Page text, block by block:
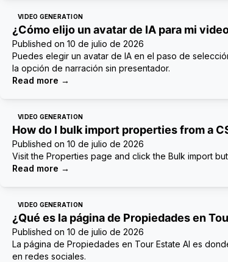
VIDEO GENERATION
¿Cómo elijo un avatar de IA para mi
Published on 10 de julio de 2026
Puedes elegir un avatar de IA en el paso de
la opción de narración sin presentador.
Read more →
VIDEO GENERATION
How do I bulk import properties from a
Published on 10 de julio de 2026
Visit the Properties page and click the Bulk import
Read more →
VIDEO GENERATION
¿Qué es la página de Propiedades en
Published on 10 de julio de 2026
La página de Propiedades en Tour Estate AI es
en redes sociales.